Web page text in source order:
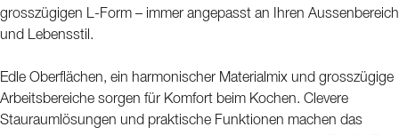
grosszügigen L-Form – immer angepasst an Ihren Aussenbereich
und Lebensstil.
Edle Oberflächen, ein harmonischer Materialmix und grosszügige
Arbeitsbereiche sorgen für Komfort beim Kochen. Clevere
Stauraumlösungen und praktische Funktionen machen das